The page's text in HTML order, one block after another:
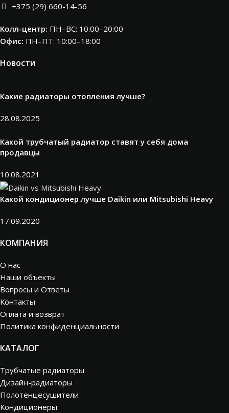
+375 (29) 660-14-56
Колл-центр: ПН–ВС: 10:00–20:00​
Офис: ПН–ПТ: 10:00–18:00
Новости
Какие радиаторы отопления лучше?
28.08.2025
Какой трубчатый радиатор ставят у себя дома
продавцы
10.08.2021
Какой кондиционер лучше Daikin или Mitsubishi Heavy
17.09.2020
КОМПАНИЯ
О нас
Наши объекты
Вопросы и Ответы
Контакты
Оплата и возврат
Политика конфиденциальности
КАТАЛОГ
Трубчатые радиаторы
Дизайн-радиаторы
Полотенцесушители
Кондиционеры